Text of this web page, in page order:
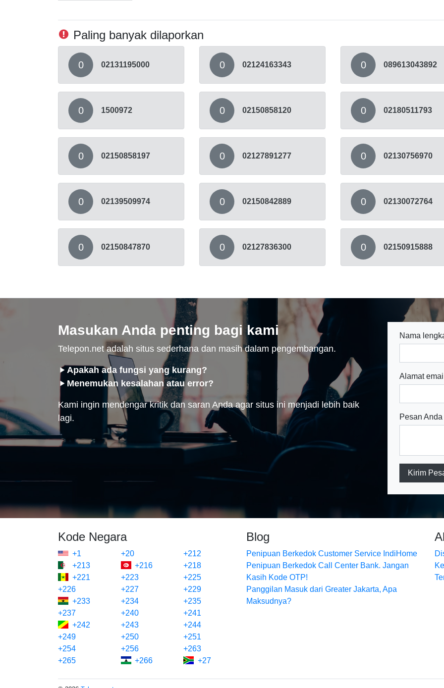
Paling banyak dilaporkan
0 02131195000 0 02124163343 0 089613043892
0 1500972 0 02150858120 0 02180511793
0 02150858197 0 02127891277 0 02130756970
0 02139509974 0 02150842889 0 02130072764
0 02150847870 0 02127836300 0 02150915888
Masukan Anda penting bagi kami
Telepon.net adalah situs sederhana dan masih dalam pengembangan.
Apakah ada fungsi yang kurang?
Menemukan kesalahan atau error?
Kami ingin mendengar kritik dan saran Anda agar situs ini menjadi lebih baik
lagi.
Nama
Alamat
Pesan Anda
Kirim
Kode Negara
+1 +20
+212
+213
+216
+218
+221
+223
+225
+226
+227
+229
+233
+234
+235
+237
+240
+241
+242
+243
+244
+249
+250
+251
+254
+256
+263
+265
+266 +27
Blog
Penipuan Berkedok Customer Service IndiHome
Penipuan Berkedok Call Center Bank. Jangan
Kasih Kode OTP!
Panggilan Masuk dari Greater Jakarta, Apa
Maksudnya?